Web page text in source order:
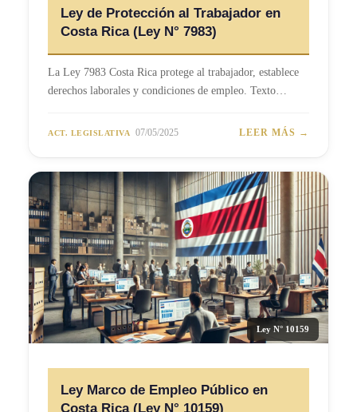
Ley de Protección al Trabajador en
Costa Rica (Ley N° 7983)
La Ley 7983 Costa Rica protege al trabajador, establece
derechos laborales y condiciones de empleo. Texto…
ACT. LEGISLATIVA 07/05/2025 LEER MÁS →
Ley N° 10159
Ley Marco de Empleo Público en
Costa Rica (Ley N° 10159)